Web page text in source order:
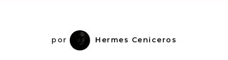
por Hermes Ceniceros